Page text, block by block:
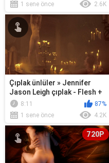
1 sene önce
2.6K
Çıplak ünlüler » Jennifer
Jason Leigh çıplak - Flesh +
Blood (1985)
8:11
87%
1 sene önce
4.2K
720P